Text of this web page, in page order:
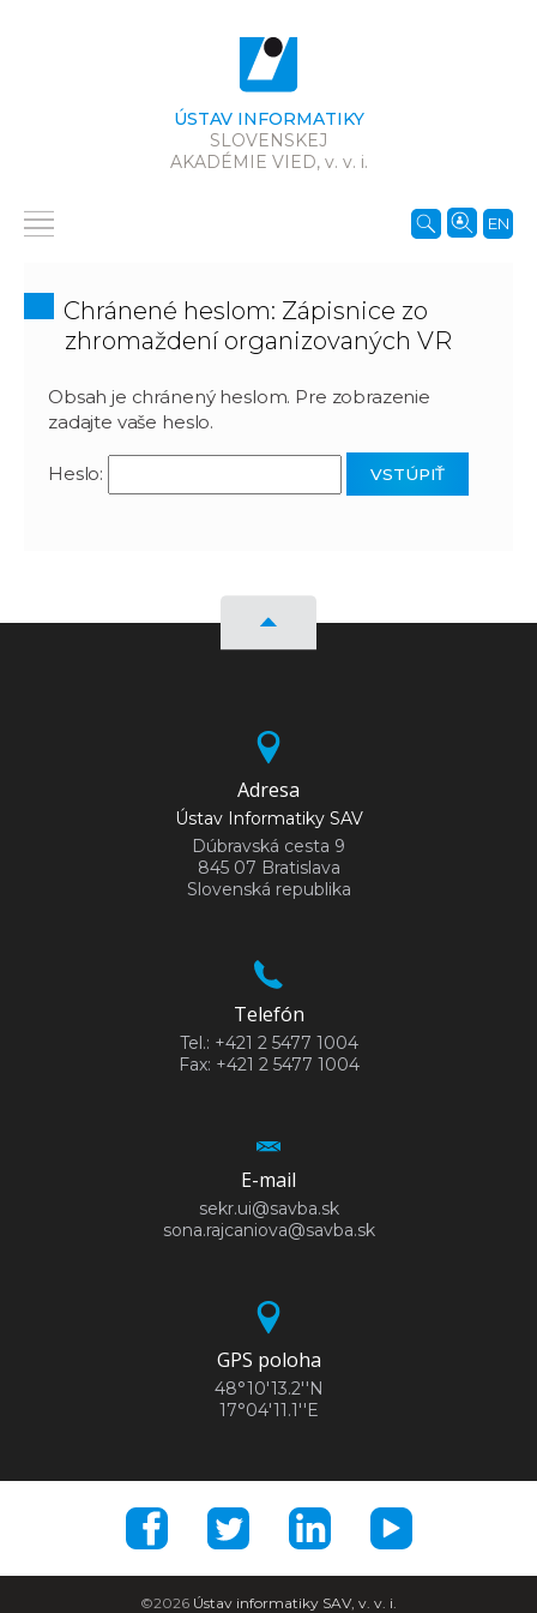
ÚSTAV INFORMATIKY
SLOVENSKEJ
AKADÉMIE VIED, v. v. i.
EN
Chránené heslom: Zápisnice zo
zhromaždení organizovaných VR
Obsah je chránený heslom. Pre zobrazenie
zadajte vaše heslo.
Heslo:
Adresa
Ústav Informatiky SAV
Dúbravská cesta 9
845 07 Bratislava
Slovenská republika
Telefón
Tel.: +421 2 5477 1004
Fax: +421 2 5477 1004
E-mail
sekr.ui@savba.sk
sona.rajcaniova@savba.sk
GPS poloha
48°10'13.2''N
17°04'11.1''E
©2026 Ústav informatiky SAV, v. v. i.